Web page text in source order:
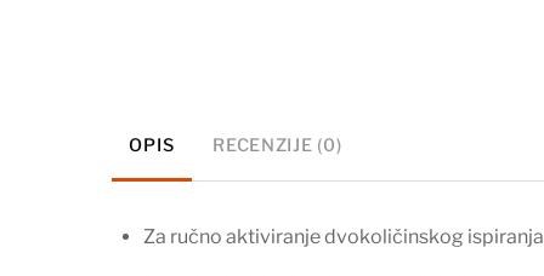
OPIS RECENZIJE (0)
Za ručno aktiviranje dvokoličinskog ispiranja